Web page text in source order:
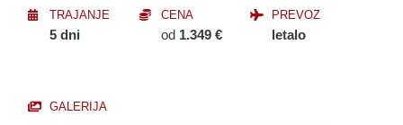
priljubljenih potovanj
Messenger
Email
TRAJANJE
5 dni
CENA
od 1.349 €
PREVOZ
letalo
GALERIJA